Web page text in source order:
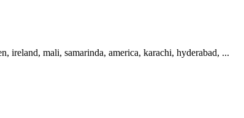
ireland, mali, samarinda, america, karachi, hyderabad, ...